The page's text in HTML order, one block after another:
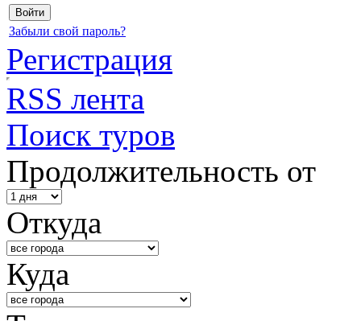
Забыли свой пароль?
Регистрация
RSS лента
Поиск туров
Продолжительность от
Откуда
Куда